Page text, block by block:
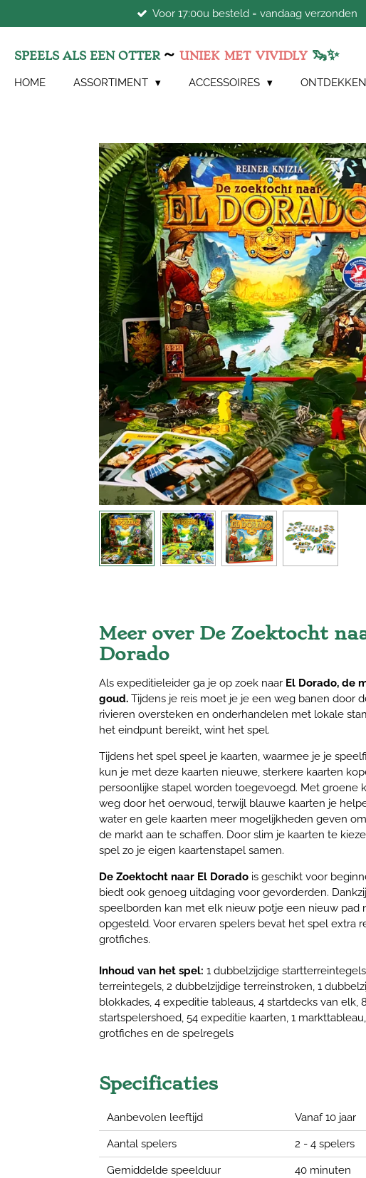
direct
de
hoofdinhoud
Voor 17:00u besteld = vandaag verzonden
SPEELS ALS EEN OTTER ~ UNIEK MET VIVIDLY 🦦✨
HOME ASSORTIMENT ACCESSOIRES ONTDEKKEN
Meer over De Zoektocht
Dorado
Als expeditieleider ga je op zoek naar El Dorado, de
goud. Tijdens je reis moet je je een weg banen door
rivieren oversteken en onderhandelen met lokale
het eindpunt bereikt, wint het spel.
Tijdens het spel speel je kaarten, waarmee je je
kun je met deze kaarten nieuwe, sterkere kaarten
persoonlijke stapel worden toegevoegd. Met groene
weg door het oerwoud, terwijl blauwe kaarten je
water en gele kaarten meer mogelijkheden geven
de markt aan te schaffen. Door slim je kaarten te
spel zo je eigen kaartenstapel samen.
De Zoektocht naar El Dorado is geschikt voor
biedt ook genoeg uitdaging voor gevorderden.
speelborden kan met elk nieuw potje een nieuw pad
opgesteld. Voor ervaren spelers bevat het spel extra
grotfiches.
Inhoud van het spel: 1 dubbelzijdige
terreintegels, 2 dubbelzijdige terreinstroken, 1
blokkades, 4 expeditie tableaus, 4 startdecks van elk,
startspelershoed, 54 expeditie kaarten, 1
grotfiches en de spelregels
Specificaties
Aanbevolen leeftijd Vanaf 10 jaar
Aantal spelers 2 - 4 spelers
Gemiddelde speelduur 40 minuten